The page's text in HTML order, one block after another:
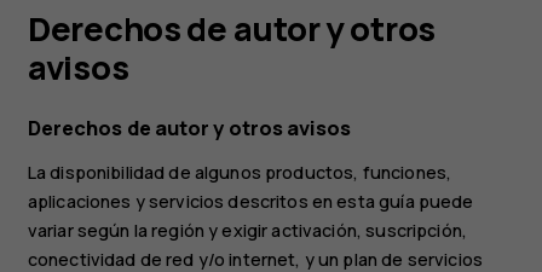
de
Nokia
G21
Derechos de autor y otros
avisos
Derechos de autor y otros avisos
La disponibilidad de algunos productos, funciones,
aplicaciones y servicios descritos en esta guía puede
variar según la región y exigir activación, suscripción,
conectividad de red y/o internet, y un plan de servicios